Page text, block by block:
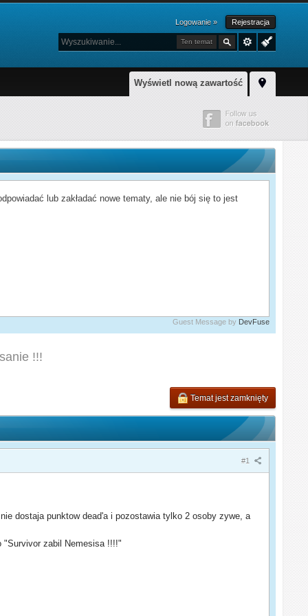
Logowanie » Rejestracja
Ten temat
Wyświetl nową zawartość
lub zakładać nowe tematy, ale nie bój się to jest
Guest Message by DevFuse
!!!
Temat jest zamknięty
#1
dostaja punktow dead'a i pozostawia tylko 2 osoby zywe, a
"Survivor zabil Nemesisa !!!!"